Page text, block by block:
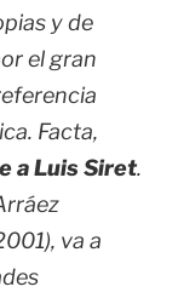
y de
el gran
Facta,
a Luis Siret.
va a